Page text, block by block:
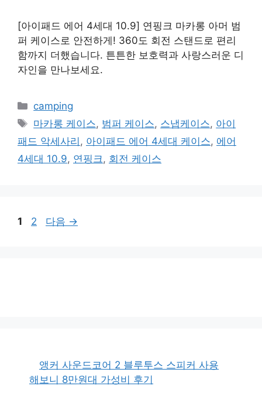
[아이패드 에어 4세대 10.9] 연핑크 마카롱 아머 범
퍼 케이스로 안전하게! 360도 회전 스탠드로 편리
함까지 더했습니다. 튼튼한 보호력과 사랑스러운 디
자인을 만나보세요.
카
테
리
camping
태
그
마카롱 케이스, 범퍼 케이스, 스냅케이스, 아이
패드 악세사리 , 아이패드 에어 4세대 케이스, 에어
4세대 10.9, 연핑크, 회전 케이스
페
1
페
2 다음 →
앵커 사운드코어 2 블루투스 스피커 사용
해보니 8만원대 가성비 후기